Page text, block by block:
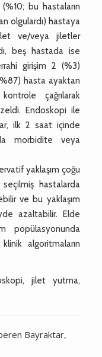
bu hastaların
olgulardı) hastaya
ve/veya jiletler
beş hastada ise
girişim 2 (%3)
hasta ayaktan
çağrılarak
Endoskopi ile
ilk 2 saat içinde
morbidite veya
yaklaşım çoğu
hastalarda
ve bu yaklaşım
azaltabilir. Elde
popülasyonunda
algoritmaların
jilet yutma,
Bayraktar,